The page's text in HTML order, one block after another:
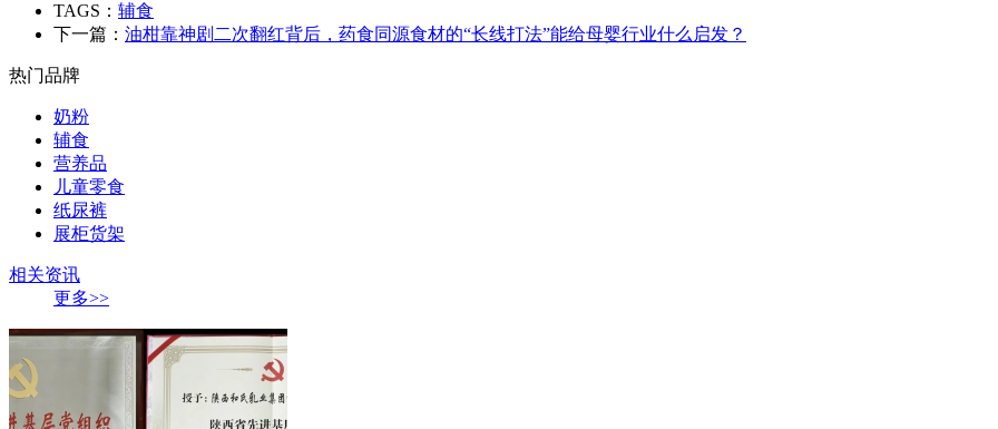
TAGS： 辅食
下一篇： 油柑靠神剧二次翻红背后，药食同源食材的“长线打法”能给母婴行业什么启发？
热门品牌
奶粉
辅食
营养品
儿童零食
纸尿裤
展柜货架
相关资讯
更多>>